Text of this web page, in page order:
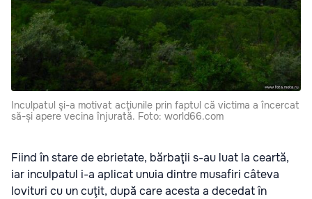
Inculpatul şi-a motivat acţiunile prin faptul că victima a încercat
să-și apere vecina înjurată. Foto: world66.com
Fiind în stare de ebrietate, bărbaţii s-au luat la ceartă,
iar inculpatul i-a aplicat unuia dintre musafiri câteva
lovituri cu un cuţit, după care acesta a decedat în